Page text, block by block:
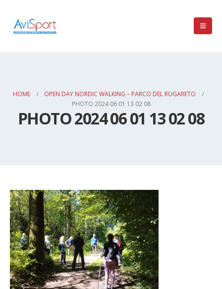
HOME
OPEN DAY NORDIC WALKING – PARCO DEL RUGARETO
PHOTO 2024 06 01 13 02 08
PHOTO 2024 06 01 13 02 08